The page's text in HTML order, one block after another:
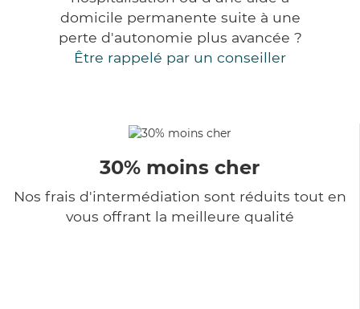
domicile permanente suite à une
perte d'autonomie plus avancée ?
Être rappelé par un conseiller
30% moins cher
Nos frais d'intermédiation sont réduits tout en
vous offrant la meilleure qualité